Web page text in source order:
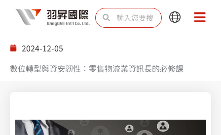
搜
尋 尋
Main
Main
2024-12-05
數位轉型與資安韌性：零售物流業資訊長的必修課